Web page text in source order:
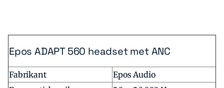
Epos ADAPT 560 headset met ANC
Fabrikant
Epos Audio